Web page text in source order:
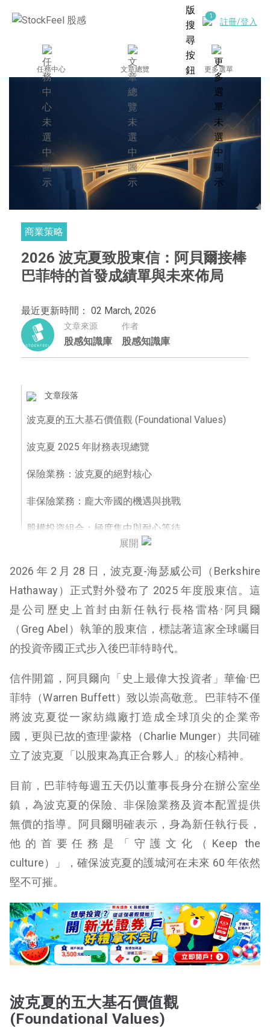
註冊/登入
任務中心 文章總覽 更多選單
商業策略
2026 波克夏致股東信：阿貝爾接棒
巴菲特的首發成績單與未來佈局
最近更新時間： 02 March, 2026
文章來源
股感知識庫
作者
股感知識庫
文章段落
波克夏的五大基石價值觀 (Foundational Values)
波克夏 2025 年財務表現總覽
保險業務：波克夏的絕對核心
非保險業務：龐大帝國的機遇與挑戰
股權投資組合：極度集中與耐心等待
展開
2026 年 2 月 28 日，波克夏-海瑟威公司（Berkshire
Hathaway）正式對外發布了 2025 年度股東信。這
是公司歷史上首封由新任執行長格雷格·阿貝爾
（Greg Abel）執筆的股東信，標誌著這家全球矚目
的投資帝國正式步入後巴菲特時代。
信件開篇，阿貝爾向「史上最偉大投資者」華倫·巴
菲特（Warren Buffett）致以崇高敬意。巴菲特不僅
將波克夏從一家紡織廠打造成全球頂尖的企業帝
國，更與已故的查理·蒙格（Charlie Munger）共同確
立了波克夏「以股東為真正合夥人」的核心精神。
目前，巴菲特每週五天仍以董事長身分在辦公室坐
鎮，為波克夏的保險、非保險業務及資本配置提供
無價的指導。阿貝爾明確表示，身為新任執行長，
他的首要任務是「守護文化（Keep the
culture）」，確保波克夏的護城河在未來 60 年依然
堅不可摧。
波克夏的五大基石價值觀
(Foundational Values)